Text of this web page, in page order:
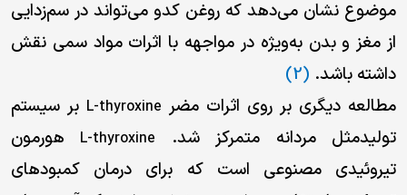
موضوع نشان می‌دهد که روغن کدو می‌تواند در سم‌زدایی
از مغز و بدن به‌ویژه در مواجهه با اثرات مواد سمی نقش
داشته باشد. (2)
مطالعه دیگری بر روی اثرات مضر L-thyroxine بر سیستم
تولیدمثل مردانه متمرکز شد.
L-thyroxine
هورمون
تیروئیدی مصنوعی است که برای درمان کمبودهای